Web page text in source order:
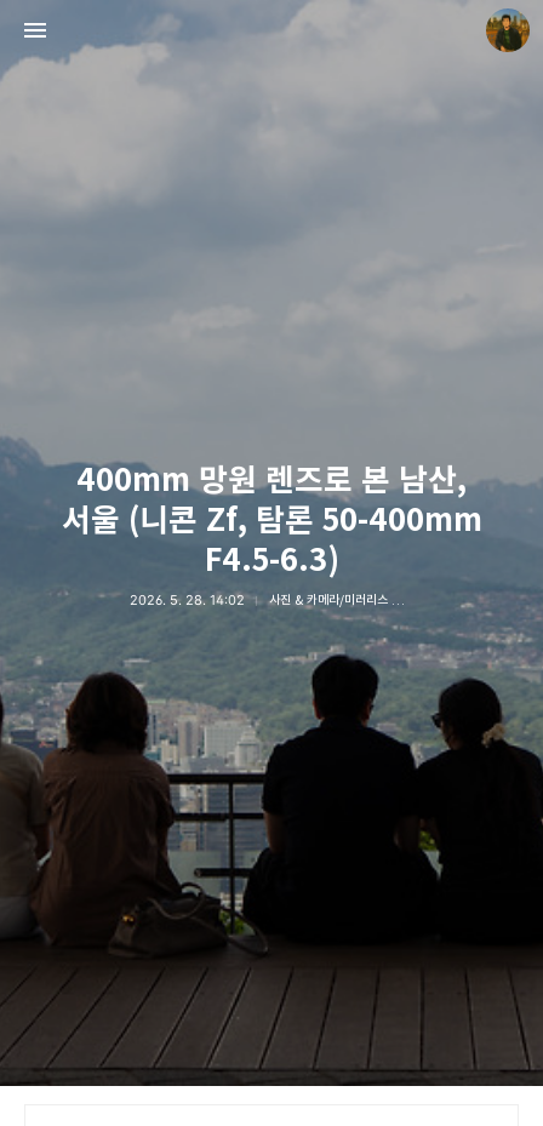
400mm 망원 렌즈로 본 남산,
서울 (니콘 Zf, 탐론 50-400mm
F4.5-6.3)
2026. 5. 28. 14:02 사진 & 카메라/미러리스 카메라